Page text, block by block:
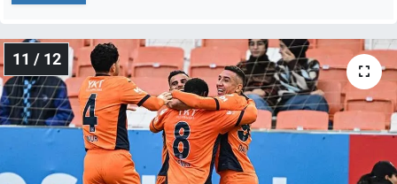
11 / 12